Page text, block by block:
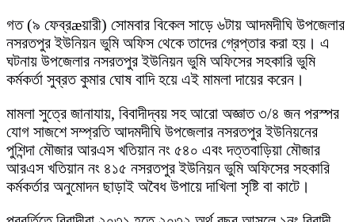
গত (৯ ফেব্রæয়ারী) সোমবার বিকেল সাড়ে ৬টায় আদমদীঘি উপজেলার
নসরতপুর ইউনিয়ন ভুমি অফিস থেকে তাদের গ্রেপ্তার করা হয়। এ
ঘটনায় উপজেলার নসরতপুর ইউনিয়ন ভুমি অফিসের সহকারি ভুমি
কর্মকর্তা সুব্রত কুমার ঘোষ বাদি হয়ে এই মামলা দায়ের করেন।
মামলা সুত্রে জানাযায়, বিবাদীদ্বয় সহ আরো অজ্ঞাত ৩/৪ জন পরস্পর
যোগ সাজশে সম্প্রতি আদমদীঘি উপজেলার নসরতপুর ইউনিয়নের
পুশিন্দা মৌজার আরএস খতিয়ান নং ৫৪০ এবং দত্তবাড়িয়া মৌজার
আরএস খতিয়ান নং ৪১৫ নসরতপুর ইউনিয়ন ভুমি অফিসের সহকারি
কর্মকর্তার অনুমোদন ছাড়াই অবৈধ উপায়ে দাখিলা সৃষ্টি বা কাটে।